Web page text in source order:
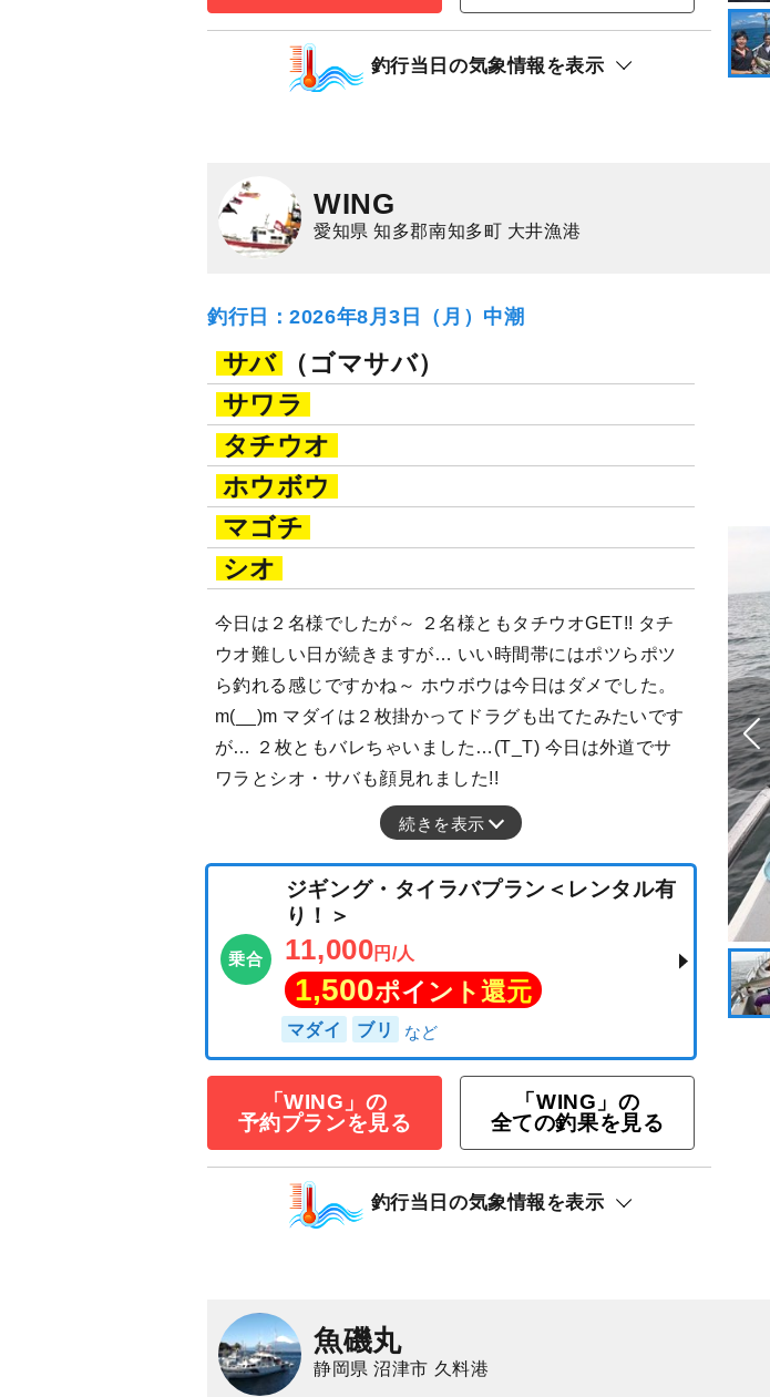
乗合 11,000
1,500ポイント還元
釣行当日の気象情報を表示
WING
愛知県 知多郡南知多町 大井漁港
釣行日：2026年8月3日（月）中潮
サバ
（ゴマサバ）
サワラ
タチウオ
ホウボウ
マゴチ
シオ
今日は２名様でしたが～ ２名様ともタチウオGET!! タチ
ウオ難しい日が続きますが… いい時間帯にはポツらポツ
ら釣れる感じですかね～ ホウボウは今日はダメでした。
m(__)m マダイは２枚掛かってドラグも出てたみたいです
が… ２枚ともバレちゃいました…(T_T) 今日は外道でサ
ワラとシオ・サバも顔見れました!!
続きを表示
ジギング・タイラバプラン＜レンタル有
り！＞
マダイ ブリ
「WING」の
予約プランを見る
「WING」の
全ての釣果を見る
釣行当日の気象情報を表示
魚磯丸
静岡県 沼津市 久料港